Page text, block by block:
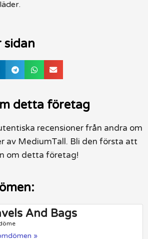
sidan
detta företag
recensioner från andra om
av MediumTall. Bli den första att
om detta företag!
And Bags
»